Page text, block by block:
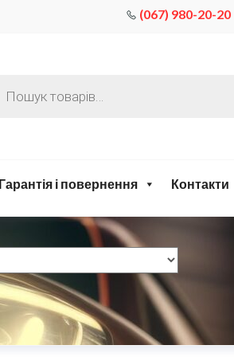
(067) 980-20-20
Гарантія і повернення Контакти